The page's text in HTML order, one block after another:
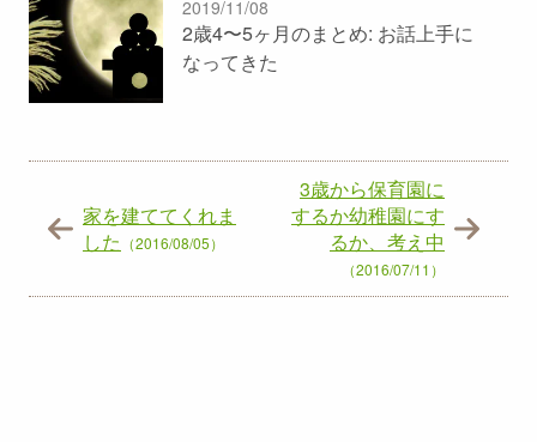
2019/11/08
2歳4〜5ヶ月のまとめ: お話上手に
なってきた
家を建ててくれま
した （2016/08/05）
3歳から保育園に
するか幼稚園にす
るか、考え中
（2016/07/11）